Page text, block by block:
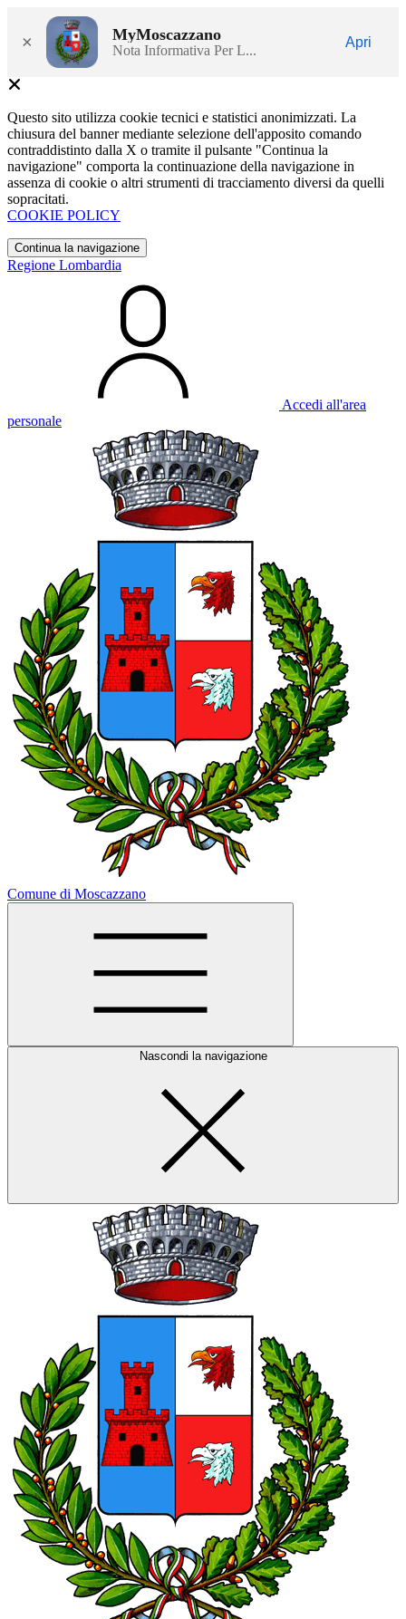
× MyMoscazzano
Nota Informativa Per L...
Apri
Questo sito utilizza cookie tecnici e statistici anonimizzati. La
chiusura del banner mediante selezione dell'apposito comando
contraddistinto dalla X o tramite il pulsante "Continua la
navigazione" comporta la continuazione della navigazione in
assenza di cookie o altri strumenti di tracciamento diversi da quelli
sopracitati.
COOKIE POLICY
Continua la navigazione
Regione Lombardia
Accedi all'area
personale
Comune di Moscazzano
Nascondi la navigazione